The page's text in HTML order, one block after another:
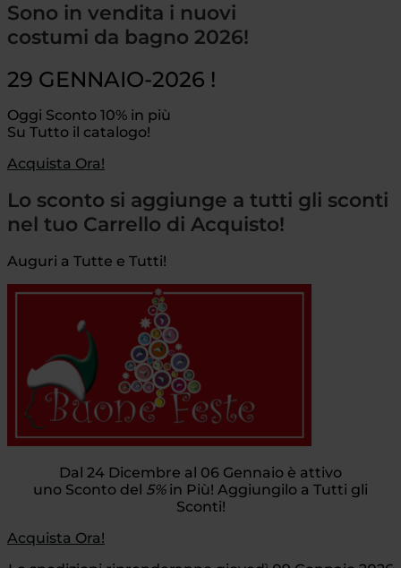
Sono in vendita i nuovi
costumi da bagno 2026!
29 GENNAIO-2026 !
Oggi Sconto 10% in più
Su Tutto il catalogo!
Acquista Ora!
Lo sconto si aggiunge a tutti gli sconti
nel tuo Carrello di Acquisto!
Auguri a Tutte e Tutti!
Dal 24 Dicembre al 06 Gennaio è attivo
uno Sconto del 5%in Più! Aggiungilo a Tutti gli
Sconti!
Acquista Ora!